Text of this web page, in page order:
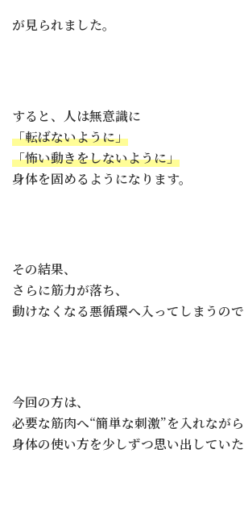
が見られました。
すると、人は無意識に
「転ばないように」
「怖い動きをしないように」
身体を固めるようになります。
その結果、
さらに筋力が落ち、
動けなくなる悪循環へ入ってしまうので
今回の方は、
必要な筋肉へ“簡単な刺激”を入れながら
身体の使い方を少しずつ思い出していた